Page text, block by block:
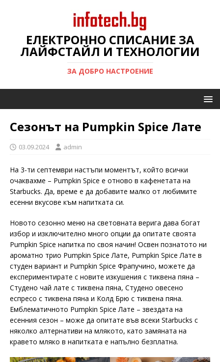
ЕЛЕКТРОННО СПИСАНИЕ ЗА
ЛАЙФСТАЙЛ И ТЕХНОЛОГИИ
ЗА ДОБРО НАСТРОЕНИЕ
Сезонът на Pumpkin Spice Лате
03.09.2024 admin
На 3-ти септември настъпи моментът, който всички
очаквахме – Pumpkin Spice е отново в кафенетата на
Starbucks. Да, време е да добавите малко от любимите
есенни вкусове към напитката си.
Новото сезонно меню на световната верига дава богат
избор и изключително много опции да опитате своята
Pumpkin Spice напитка по своя начин! Освен познатото ни
ароматно трио Pumpkin Spice Лате, Pumpkin Spice Лате в
студен вариант и Pumpkin Spice Фрапучино, можете да
експериментирате с новите изкушения с тиквена пяна –
Студено чай лате с тиквена пяна, Студено овесено
еспресо с тиквена пяна и Колд Брю с тиквена пяна.
Емблематичното Pumpkin Spice Лате – звездата на
есенния сезон – може да опитате във всеки Starbucks с
няколко алтернативи на млякото, като замяната на
кравето мляко в напитката е напълно безплатна.